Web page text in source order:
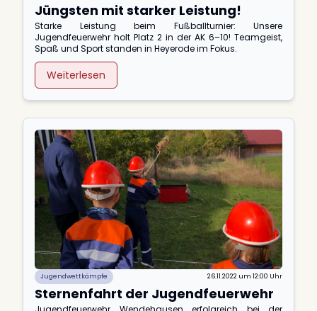
Jüngsten mit starker Leistung!
Starke Leistung beim Fußballturnier: Unsere
Jugendfeuerwehr holt Platz 2 in der AK 6–10! Teamgeist,
Spaß und Sport standen in Heyerode im Fokus.
Weiterlesen
Jugendwettkämpfe 26.11.2022 um 12:00 Uhr
Sternenfahrt der Jugendfeuerwehr